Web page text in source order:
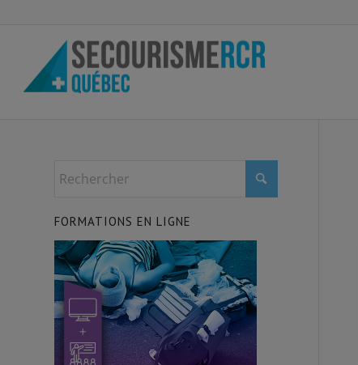
FORMATIONS EN LIGNE